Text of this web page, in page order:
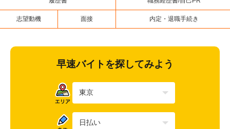
志望動機 面接 内定・退職手続き
早速バイトを探してみよう